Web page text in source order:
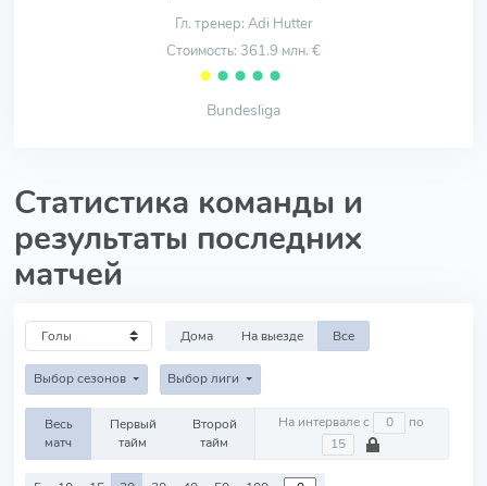
Гл. тренер: Adi Hutter
Стоимость: 361.9 млн. €
⬤ ⬤ ⬤ ⬤ ⬤
Bundesliga
Статистика команды и
результаты последних
матчей
Дома На выезде Все
Выбор сезонов Выбор лиги
Весь
матч
Первый
тайм
Второй
тайм
На интервале с по